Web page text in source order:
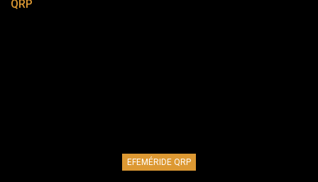
QRP
EFEMÉRIDE QRP